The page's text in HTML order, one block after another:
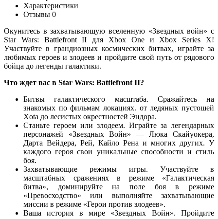
Характеристики
Отзывы 0
Окунитесь в захватывающую вселенную «Звездных войн» с
Star Wars: Battlefront II для Xbox One и Xbox Series X!
Участвуйте в грандиозных космических битвах, играйте за
любимых героев и злодеев и пройдите свой путь от рядового
бойца до легенды галактики.
Что ждет вас в Star Wars: Battlefront II?
Битвы галактического масштаба. Сражайтесь на
знакомых по фильмам локациях. от ледяных пустошей
Хota до лесистых окрестностей Эндора.
Станьте героем или злодеем. Играйте за легендарных
персонажей «Звездных Войн» — Люка Скайуокера,
Дарта Вейдера, Рей, Кайло Рена и многих других. У
каждого героя свои уникальные способности и стиль
боя.
Захватывающие режимы игры. Участвуйте в
масштабных сражениях в режиме «Галактическая
битва», доминируйте на поле боя в режиме
«Превосходство» или выполняйте захватывающие
миссии в режиме «Герои против злодеев».
Ваша история в мире «Звездных Войн». Пройдите